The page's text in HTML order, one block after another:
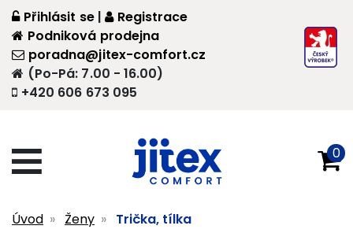
+420 606 673 095
(Po-Pá: 7.00 - 16.00)
poradna@jitex-comfort.cz
Přihlásit se |
Registrace
Podniková prodejna
0
Úvod Ženy Trička, tílka